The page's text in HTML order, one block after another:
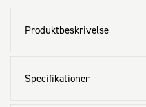
Produktbeskrivelse
Specifikationer